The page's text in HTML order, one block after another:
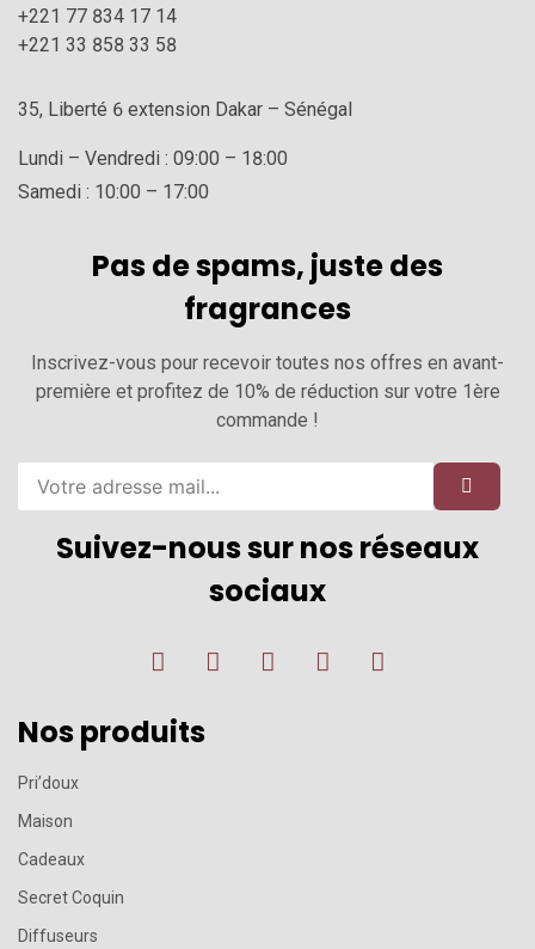
+221 77 834 17 14
+221 33 858 33 58
35, Liberté 6 extension Dakar – Sénégal
Lundi – Vendredi : 09:00 – 18:00
Samedi : 10:00 – 17:00
Pas de spams, juste des
fragrances
Inscrivez-vous pour recevoir toutes nos offres en avant-
première et profitez de 10% de réduction sur votre 1ère
commande !
Suivez-nous sur nos réseaux
sociaux
Nos produits
Pri’doux
Maison
Cadeaux
Secret Coquin
Diffuseurs